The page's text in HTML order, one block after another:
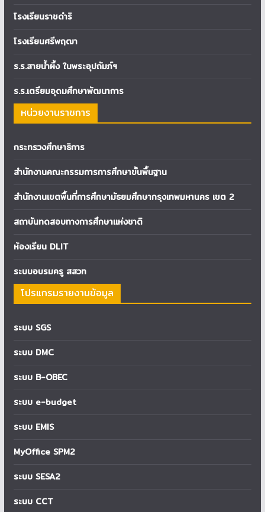
โรงเรียนราชดำริ
โรงเรียนศรีพฤฒา
ร.ร.สายน้ำผึ้ง ในพระอุปถัมภ์ฯ
ร.ร.เตรียมอุดมศึกษาพัฒนาการ
หน่วยงานราชการ
กระทรวงศึกษาธิการ
สำนักงานคณะกรรมการการศึกษาขั้นพื้นฐาน
สำนักงานเขตพื้นที่การศึกษามัธยมศึกษากรุงเทพมหานคร เขต 2
สถาบันทดสอบทางการศึกษาแห่งชาติ
ห้องเรียน DLIT
ระบบอบรมครู สสวท
โปรแกรมรายงานข้อมูล
ระบบ SGS
ระบบ DMC
ระบบ B-OBEC
ระบบ e-budget
ระบบ EMIS
MyOffice SPM2
ระบบ SESA2
ระบบ CCT